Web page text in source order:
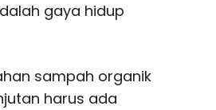
gaya hidup
sampah organik
harus ada